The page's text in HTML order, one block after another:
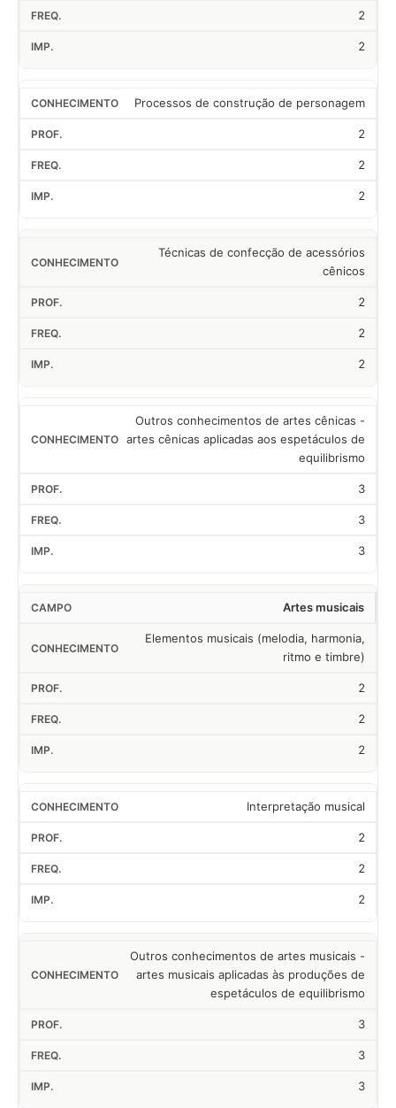
2
2
Processos de construção de personagem
2
2
2
Técnicas de confecção de acessórios
cênicos
2
2
2
Outros conhecimentos de artes cênicas -
artes cênicas aplicadas aos espetáculos de
equilibrismo
3
3
3
Artes musicais
Elementos musicais (melodia, harmonia,
ritmo e timbre)
2
2
2
Interpretação musical
2
2
2
Outros conhecimentos de artes musicais -
artes musicais aplicadas às produções de
espetáculos de equilibrismo
3
3
3